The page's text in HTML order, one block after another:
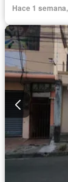
Hace 1